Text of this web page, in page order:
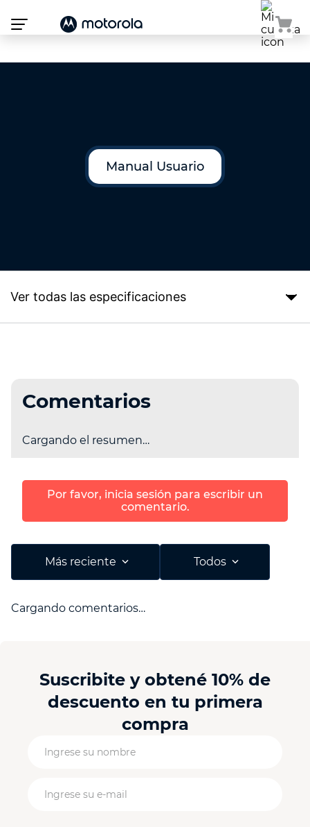
Este
sitio
Manual Usuario
Ver todas las especificaciones
Comentarios
Cargando el resumen…
Por favor, inicia sesión para escribir un
comentario.
Más reciente Todos
Cargando comentarios…
Suscribite y obtené 10% de
descuento en tu primera
compra